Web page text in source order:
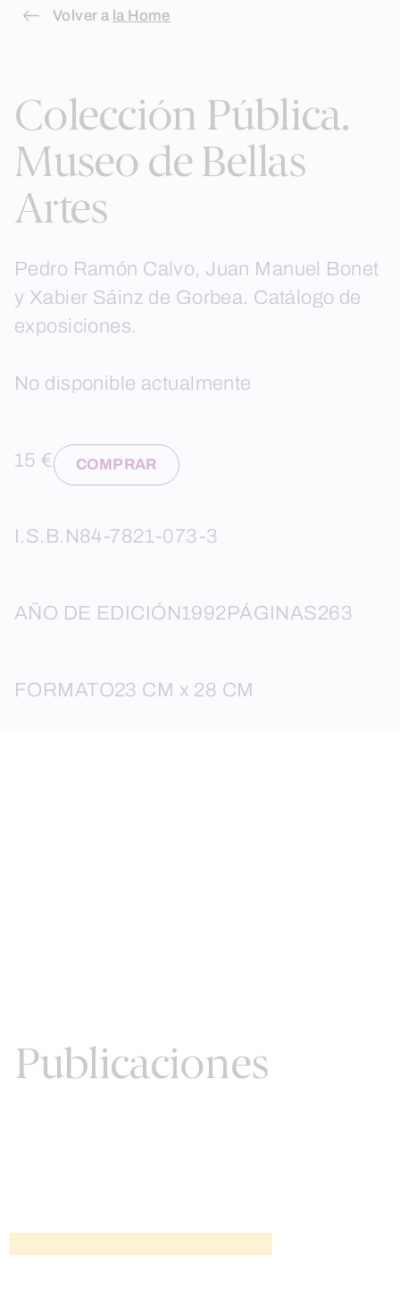
Skip
Volver a la Home
Colección Pública.
Museo de Bellas
Artes
Pedro Ramón Calvo, Juan Manuel Bonet
y Xabier Sáinz de Gorbea. Catálogo de
exposiciones.
No disponible actualmente
15 € COMPRAR
I.S.B.N84-7821-073-3
AÑO DE EDICIÓN1992PÁGINAS263
FORMATO23 CM x 28 CM
Publicaciones